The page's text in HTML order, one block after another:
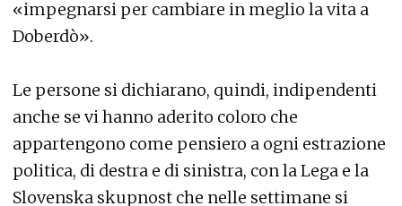
«impegnarsi per cambiare in meglio la vita a
Doberdò».
Le persone si dichiarano, quindi, indipendenti
anche se vi hanno aderito coloro che
appartengono come pensiero a ogni estrazione
politica, di destra e di sinistra, con la Lega e la
Slovenska skupnost che nelle settimane si